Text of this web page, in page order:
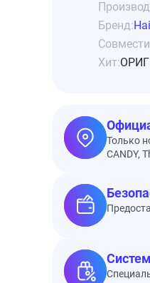
Бренд:
Хит:
Только
CANDY,